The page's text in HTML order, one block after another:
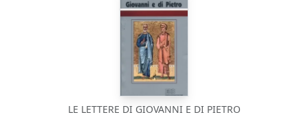
LE LETTERE DI GIOVANNI E DI PIETRO